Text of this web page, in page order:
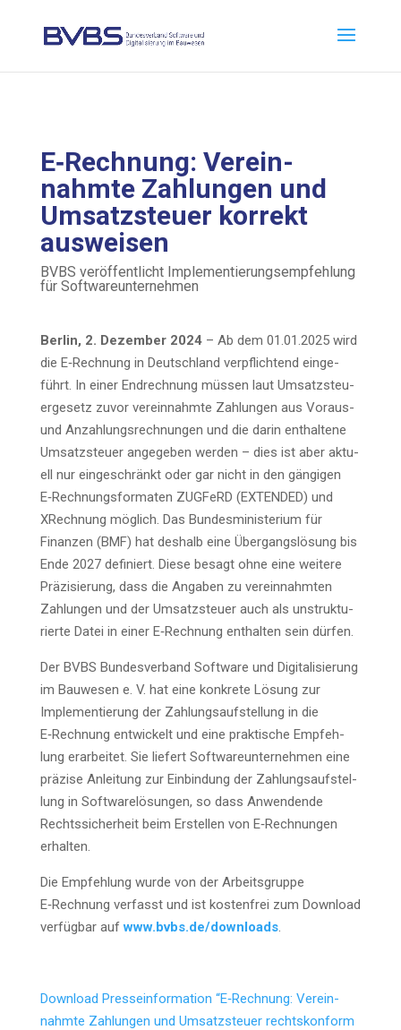
E‑Rechnung: Ver­ein­
nahm­te Zah­lun­gen und
Umsatz­steu­er kor­rekt
ausweisen
BVBS ver­öf­fent­licht Imple­men­tie­rungs­emp­feh­lung
für Softwareunternehmen
Ber­lin, 2. Dezem­ber 2024– Ab dem 01.01.2025 wird
die E‑Rechnung in Deutsch­land ver­pflich­tend ein­ge­
führt. In einer End­rech­nung müs­sen laut Umsatz­steu­
er­ge­setz zuvor ver­ein­nahm­te Zah­lun­gen aus Vor­aus-
und Anzah­lungs­rech­nun­gen und die dar­in ent­hal­te­ne
Umsatz­steu­er ange­ge­ben wer­den – dies ist aber aktu­
ell nur ein­ge­schränkt oder gar nicht in den gän­gi­gen
E‑Rechnungsformaten ZUGFeRD (EXTENDED) und
XRech­nung mög­lich. Das Bun­des­mi­nis­te­ri­um für
Finan­zen (BMF) hat des­halb eine Über­gangs­lö­sung bis
Ende 2027 defi­niert. Die­se besagt ohne eine wei­te­re
Prä­zi­sie­rung, dass die Anga­ben zu ver­ein­nahm­ten
Zah­lun­gen und der Umsatz­steu­er auch als unstruk­tu­
rier­te Datei in einer E‑Rechnung ent­hal­ten sein dürfen.
Der BVBS Bun­des­ver­band Soft­ware und Digi­ta­li­sie­rung
im Bau­we­sen e. V. hat eine kon­kre­te Lösung zur
Imple­men­tie­rung der Zah­lungs­auf­stel­lung in die
E‑Rechnung ent­wi­ckelt und eine prak­ti­sche Emp­feh­
lung erar­bei­tet. Sie lie­fert Soft­ware­un­ter­neh­men eine
prä­zi­se Anlei­tung zur Ein­bin­dung der Zah­lungs­auf­stel­
lung in Soft­ware­lö­sun­gen, so dass Anwen­den­de
Rechts­si­cher­heit beim Erstel­len von E‑Rechnungen
erhalten.
Die Emp­feh­lung wur­de von der Arbeits­grup­pe
E‑Rechnung ver­fasst und ist kos­ten­frei zum Down­load
ver­füg­bar aufwww.bvbs.de/downloads.
Down­load Pres­se­infor­ma­ti­on “E‑Rechnung: Ver­ein­
nahm­te Zah­lun­gen und Umsatz­steu­er rechts­kon­form